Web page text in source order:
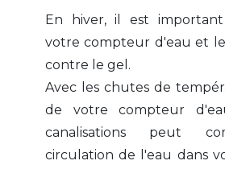
En hiver, il est
votre compteur d'eau et
contre le gel.
Avec les chutes de
de votre compteur
canalisations peut
circulation de l'eau dans